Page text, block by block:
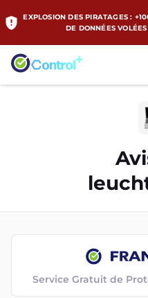
EXPLOSION DES PIRATAGES :
DE DONNÉES VOLÉES
Service Gratuit de